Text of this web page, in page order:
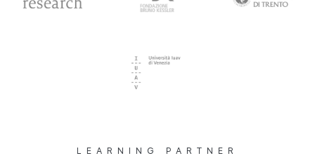
LEARNING PARTNER